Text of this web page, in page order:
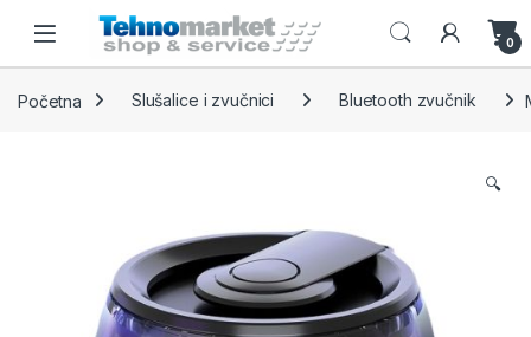
Skip to navigation
Skip to content
Open 0
Početna Slušalice i zvučnici Bluetooth zvučnik
🔍